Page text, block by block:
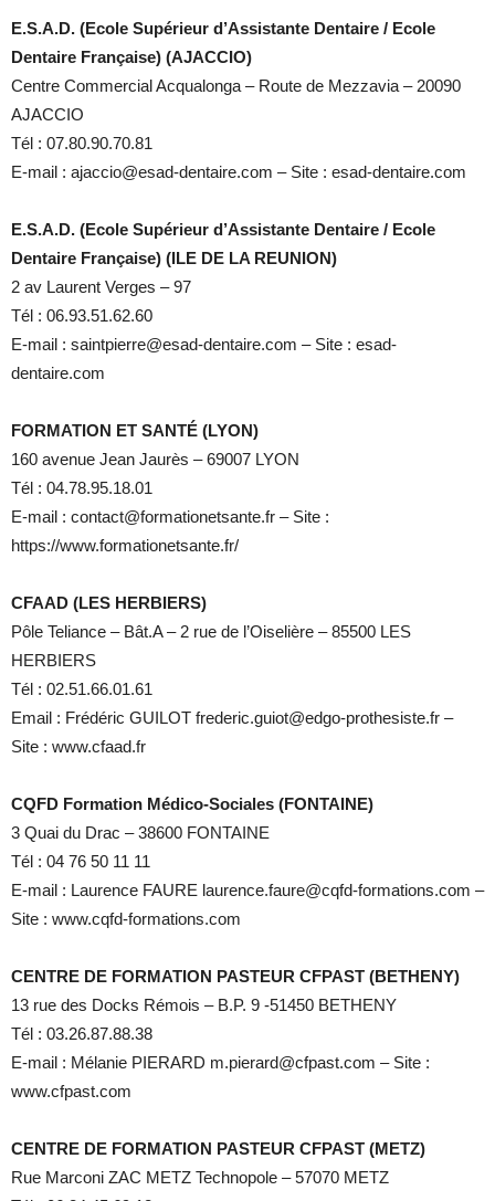
E.S.A.D. (Ecole Supérieur d’Assistante Dentaire / Ecole
Dentaire Française) (AJACCIO)
Centre Commercial Acqualonga – Route de Mezzavia – 20090
AJACCIO
Tél : 07.80.90.70.81
E-mail : ajaccio@esad-dentaire.com – Site : esad-dentaire.com
E.S.A.D. (Ecole Supérieur d’Assistante Dentaire / Ecole
Dentaire Française) (ILE DE LA REUNION)
2 av Laurent Verges – 97
Tél : 06.93.51.62.60
E-mail : saintpierre@esad-dentaire.com – Site : esad-
dentaire.com
FORMATION ET SANTÉ (LYON)
160 avenue Jean Jaurès – 69007 LYON
Tél : 04.78.95.18.01
E-mail : contact@formationetsante.fr – Site :
https://www.formationetsante.fr/
CFAAD (LES HERBIERS)
Pôle Teliance – Bât.A – 2 rue de l’Oiselière – 85500 LES
HERBIERS
Tél : 02.51.66.01.61
Email : Frédéric GUILOT frederic.guiot@edgo-prothesiste.fr –
Site : www.cfaad.fr
CQFD Formation Médico-Sociales (FONTAINE)
3 Quai du Drac – 38600 FONTAINE
Tél : 04 76 50 11 11
E-mail : Laurence FAURE laurence.faure@cqfd-formations.com –
Site : www.cqfd-formations.com
CENTRE DE FORMATION PASTEUR CFPAST (BETHENY)
13 rue des Docks Rémois – B.P. 9 -51450 BETHENY
Tél : 03.26.87.88.38
E-mail : Mélanie PIERARD m.pierard@cfpast.com – Site :
www.cfpast.com
CENTRE DE FORMATION PASTEUR CFPAST (METZ)
Rue Marconi ZAC METZ Technopole – 57070 METZ